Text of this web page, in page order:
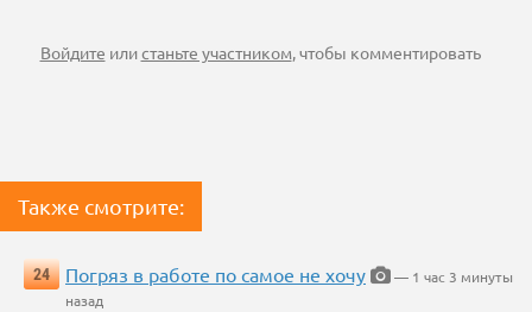
Войдите илистаньте участником, чтобы комментировать
Также смотрите:
24 Погряз в работе по самое не хочу
— 1 час 3 минуты
назад